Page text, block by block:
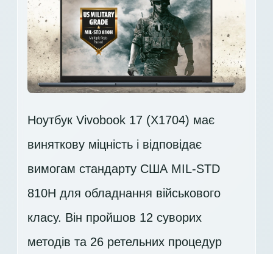
Ноутбук Vivobook 17 (X1704) має
виняткову міцність і відповідає
вимогам стандарту США MIL-STD
810H для обладнання військового
класу. Він пройшов 12 суворих
методів та 26 ретельних процедур